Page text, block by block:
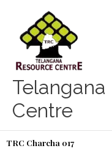
content
Telangana
Centre
TRC Charcha 017